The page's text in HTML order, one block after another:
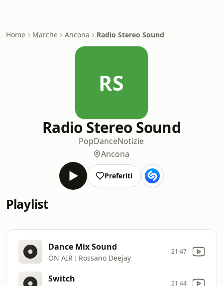
Home Marche Ancona Radio Stereo Sound
RS
Radio Stereo Sound
PopDanceNotizie
Ancona
Preferiti
Playlist
Dance Mix Sound
ON AIR : Rossano Deejay
21:47
Switch 21:44